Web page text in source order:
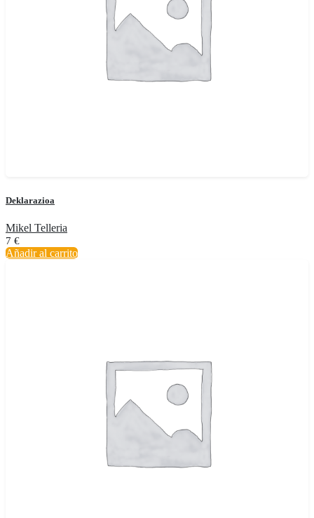
Deklarazioa
Mikel Telleria
7 €
Añadir al carrito